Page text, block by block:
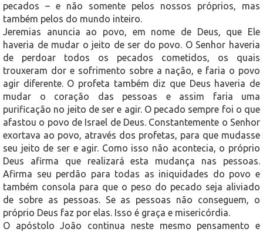
pecados – e não somente pelos nossos próprios, mas
também pelos do mundo inteiro.
Jeremias anuncia ao povo, em nome de Deus, que Ele
haveria de mudar o jeito de ser do povo. O Senhor haveria
de perdoar todos os pecados cometidos, os quais
trouxeram dor e sofrimento sobre a nação, e faria o povo
agir diferente. O profeta também diz que Deus haveria de
mudar o coração das pessoas e assim faria uma
purificação no jeito de ser e agir. O pecado sempre foi o que
afastou o povo de Israel de Deus. Constantemente o Senhor
exortava ao povo, através dos profetas, para que mudasse
seu jeito de ser e agir. Como isso não acontecia, o próprio
Deus afirma que realizará esta mudança nas pessoas.
Afirma seu perdão para todas as iniquidades do povo e
também consola para que o peso do pecado seja aliviado
de sobre as pessoas. Se as pessoas não conseguem, o
próprio Deus faz por elas. Isso é graça e misericórdia.
O apóstolo João continua neste mesmo pensamento e